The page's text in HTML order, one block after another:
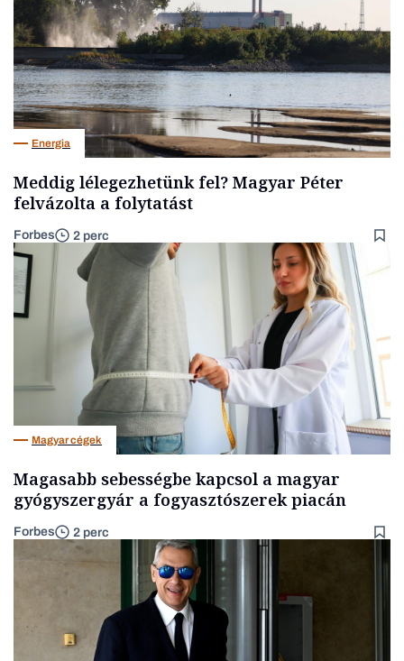
Energia
Meddig lélegezhetünk fel? Magyar Péter
felvázolta a folytatást
Forbes 2 perc
Magyar cégek
Magasabb sebességbe kapcsol a magyar
gyógyszergyár a fogyasztószerek piacán
Forbes 2 perc